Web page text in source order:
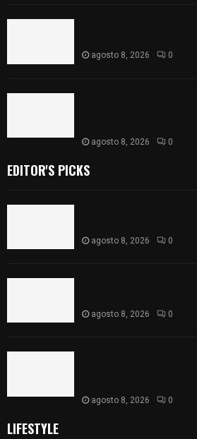
agosto 8, 2026 0
agosto 8, 2026 0
EDITOR'S PICKS
agosto 8, 2026 0
agosto 8, 2026 0
agosto 8, 2026 0
LIFESTYLE